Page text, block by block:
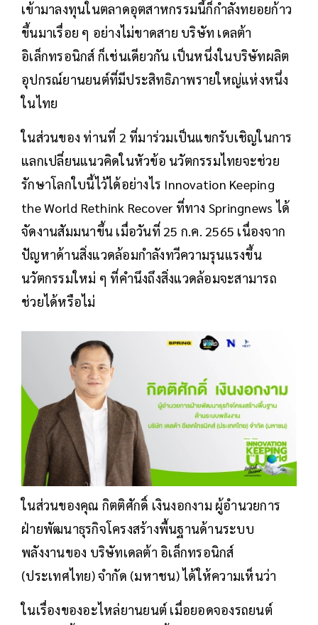
เข้ามาลงทุนในตลาดอุตสาหกรรมนี้ก็กำลังทยอยก้าว
ขึ้นมาเรื่อย ๆ อย่างไม่ขาดสาย บริษัท เดลต้า
อิเล็กทรอนิกส์ ก็เช่นเดียวกัน เป็นหนึ่งในบริษัทผลิต
อุปกรณ์ยานยนต์ที่มีประสิทธิภาพรายใหญ่แห่งหนึ่ง
ในไทย
ในส่วนของ ท่านที่ 2 ที่มาร่วมเป็นแขกรับเชิญในการ
แลกเปลี่ยนแนวคิดในหัวข้อ นวัตกรรมไทยจะช่วย
รักษาโลกใบนี้ไว้ได้อย่างไร Innovation Keeping
the World Rethink Recover ที่ทาง Springnews ได้
จัดงานสัมมนาขึ้น เมื่อวันที่ 25 ก.ค. 2565 เนื่องจาก
ปัญหาด้านสิ่งแวดล้อมกำลังทวีความรุนแรงขึ้น
นวัตกรรมใหม่ ๆ ที่คำนึงถึงสิ่งแวดล้อมจะสามารถ
ช่วยได้หรือไม่
ในส่วนของคุณ กิตติศักดิ์ เงินงอกงาม ผู้อำนวยการ
ฝ่ายพัฒนาธุรกิจโครงสร้างพื้นฐานด้านระบบ
พลังงานของ บริษัทเดลต้า อิเล็กทรอนิกส์
(ประเทศไทย) จำกัด (มหาชน) ได้ให้ความเห็นว่า
ในเรื่องของอะไหล่ยานยนต์ เมื่อยอดจองรถยนต์